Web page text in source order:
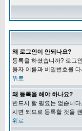
왜 로그인이 안되나요?
등록을 하셨습니까? 로그
용자 이름과 비밀번호를
위로
왜 등록을 해야 하나요?
반드시 할 필요는 없습니
시면 되므로 등록할 것을
위로